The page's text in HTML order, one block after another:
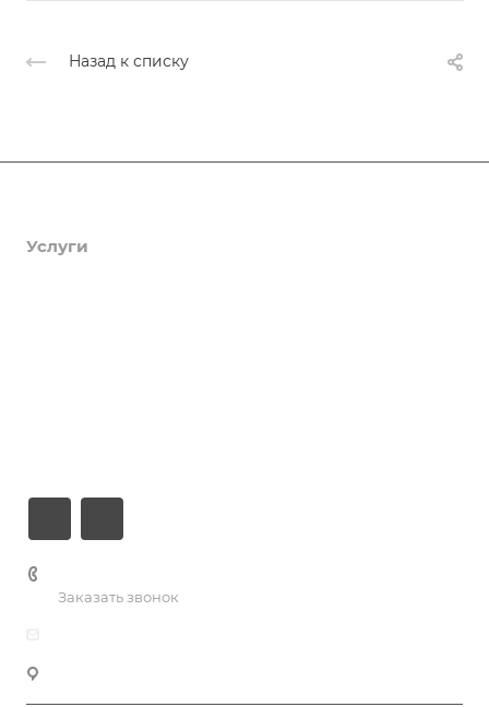
Назад к списку
Услуги
Заказать звонок